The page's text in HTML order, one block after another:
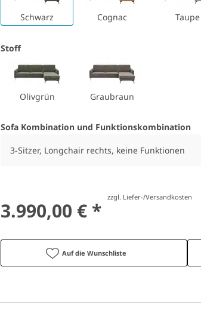
Schwarz Cognac Taupe
Stoff
Olivgrün Graubraun
Sofa Kombination und Funktionskombination
3-Sitzer, Longchair rechts, keine Funktionen
3.990,00 € *
zzgl. Liefer-/Versandkosten
Auf die Wunschliste